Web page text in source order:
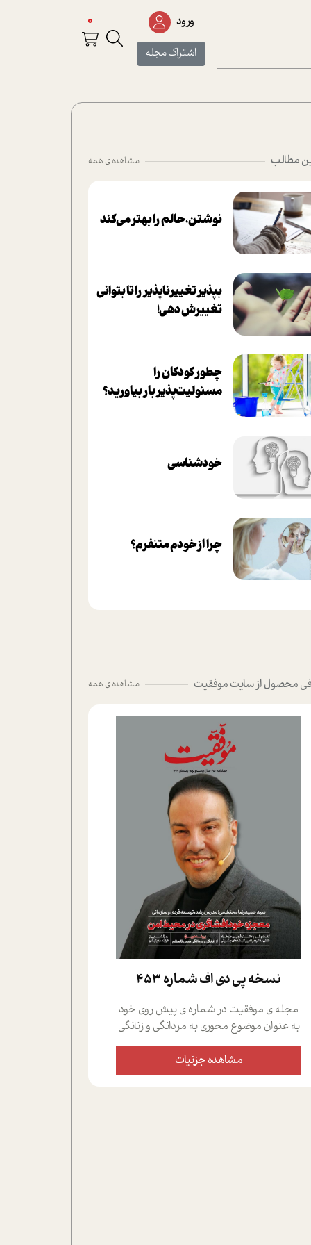
ورود
اشتراک مجله
0
مطالب مشاهده ی همه
نوشتن، حالم را بهتر می‌کند
بپذير تغييرناپذير را تا بتواني
تغييرش دهي!‏
چطور کودکان را
مسئولیت‌پذیر بار بیاورید؟
خودشناسی
چرا از خودم متنفرم؟
محصول از سایت موفقیت مشاهده ی همه
نسخه پي دي اف شماره 453
مجله ی موفقیت در شماره ی پیش روی خود
به عنوان موضوع محوری به مردانگی و زنانگی
سمی پرداخته است؛ علاوه بر این که؛ گفت و
گویی اختصاصی داشته ایم با فردین علیخواه،
جامعه شناس در بخش های مختلف تلاش
مشاهده جزئیات